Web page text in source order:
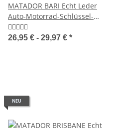
MATADOR BARI Echt Leder
Auto-Motorrad-Schlüssel-
Tasche-Etui
26,95 € - 29,97 € *
NEU